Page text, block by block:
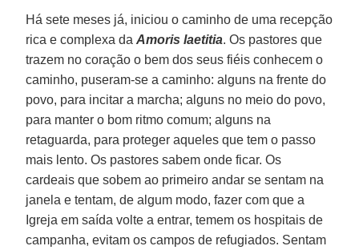
Há sete meses já, iniciou o caminho de uma recepção
rica e complexa daAmoris laetitia. Os pastores que
trazem no coração o bem dos seus fiéis conhecem o
caminho, puseram-se a caminho: alguns na frente do
povo, para incitar a marcha; alguns no meio do povo,
para manter o bom ritmo comum; alguns na
retaguarda, para proteger aqueles que tem o passo
mais lento. Os pastores sabem onde ficar. Os
cardeais que sobem ao primeiro andar se sentam na
janela e tentam, de algum modo, fazer com que a
Igreja em saída volte a entrar, temem os hospitais de
campanha, evitam os campos de refugiados. Sentam